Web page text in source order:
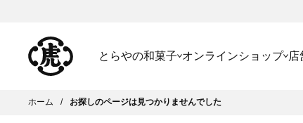
とらやの和菓子 オンラインショップ 店
ホーム お探しのページは見つかりませんでした